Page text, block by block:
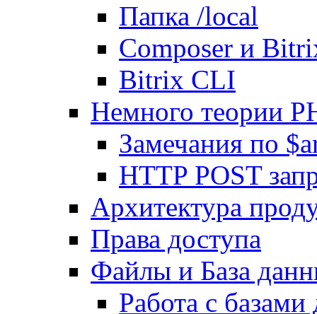
Папка /local
Composer и
Bitrix CLI
Немного теории
Замечания по
HTTP POST
Архитектура
Права доступа
Файлы и База
Работа с